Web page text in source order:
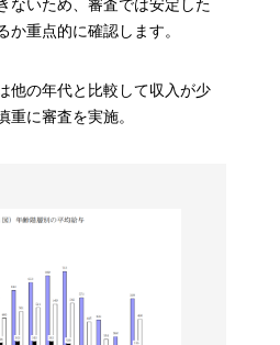
ないため、審査では安定した
か重点的に確認します。
他の年代と比較して収入が少
重に審査を実施。